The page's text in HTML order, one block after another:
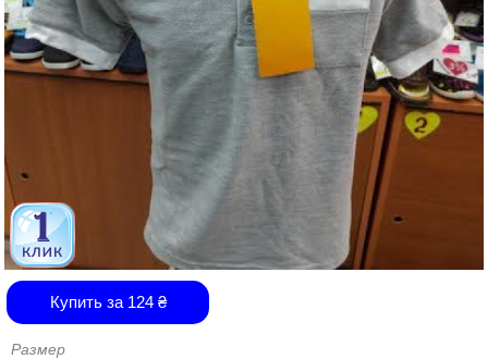
Купить за 124₴
Размер